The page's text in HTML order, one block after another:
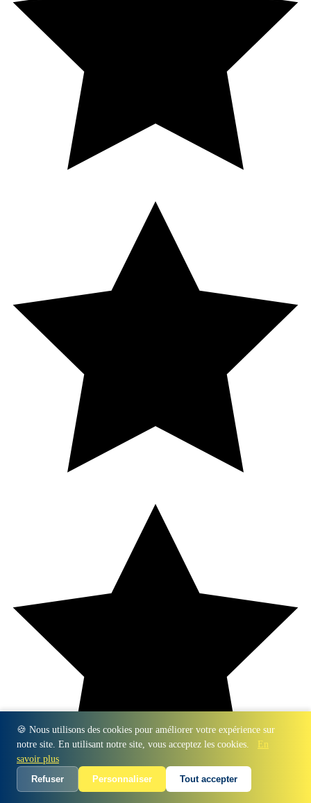
🍪 Nous utilisons des cookies pour améliorer votre expérience sur
notre site. En utilisant notre site, vous acceptez les cookies.
En
savoir plus
Refuser
Personnaliser Tout accepter